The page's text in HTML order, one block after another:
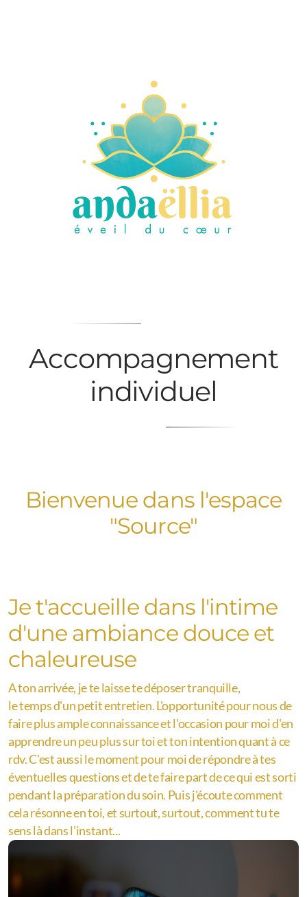
Accompagnement
individuel
Bienvenue dans l'espace
"Source"
Je t'accueille dans l'intime
d'une ambiance douce et
chaleureuse
A ton arrivée, je te laisse te déposer tranquille,
le temps d'un petit entretien. L'opportunité pour nous de
faire plus ample connaissance et l'occasion pour moi d'en
apprendre un peu plus sur toi et ton intention quant à ce
rdv. C'est aussi le moment pour moi de répondre à tes
éventuelles questions et de te faire part de ce qui est sorti
pendant la préparation du soin. Puis j'écoute comment
cela résonne en toi, et surtout, surtout, comment tu te
sens là dans l'instant...
Accompagnement individuel